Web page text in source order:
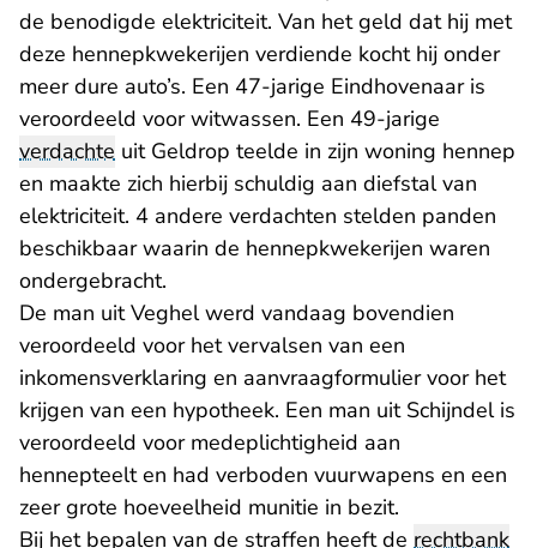
de benodigde elektriciteit. Van het geld dat hij met
deze hennepkwekerijen verdiende kocht hij onder
meer dure auto’s. Een 47-jarige Eindhovenaar is
veroordeeld voor witwassen. Een 49-jarige
verdachte uit Geldrop teelde in zijn woning hennep
en maakte zich hierbij schuldig aan diefstal van
elektriciteit. 4 andere verdachten stelden panden
beschikbaar waarin de hennepkwekerijen waren
ondergebracht.
De man uit Veghel werd vandaag bovendien
veroordeeld voor het vervalsen van een
inkomensverklaring en aanvraagformulier voor het
krijgen van een hypotheek. Een man uit Schijndel is
veroordeeld voor medeplichtigheid aan
hennepteelt en had verboden vuurwapens en een
zeer grote hoeveelheid munitie in bezit.
Bij het bepalen van de straffen heeft de rechtbank